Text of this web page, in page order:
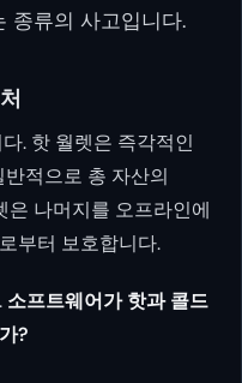
종류의 사고입니다.
. 핫 월렛은 즉각적인
적으로 총 자산의
은 나머지를 오프라인에
부터 보호합니다.
소프트웨어가 핫과 콜드
?